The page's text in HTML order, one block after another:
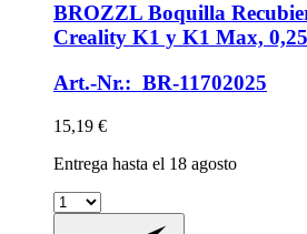
BROZZL Boquilla
Creality K1 y K1 Max,
Art.-Nr.: BR-11702025
15,19 €
Entrega hasta el 18 agosto